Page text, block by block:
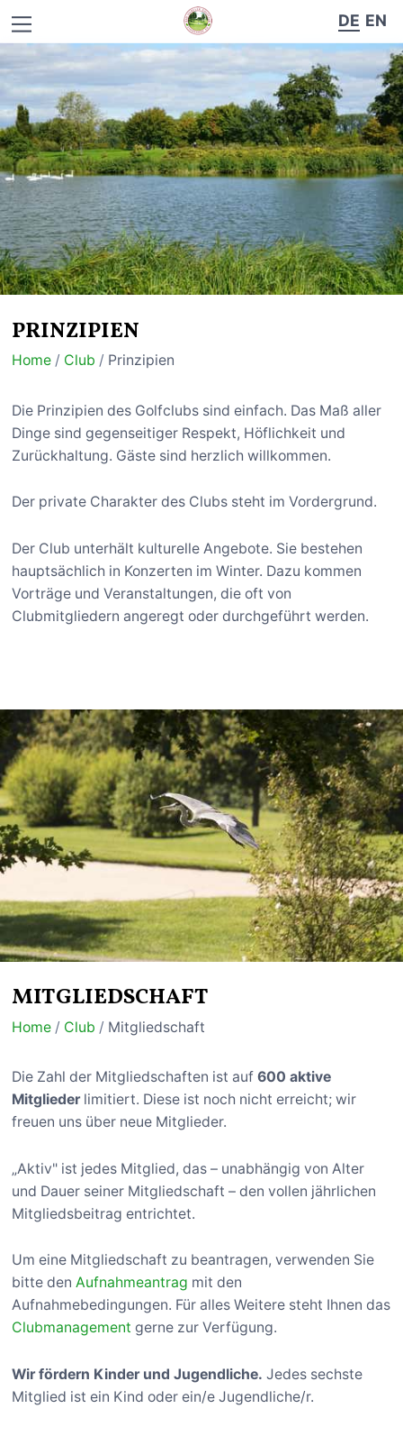
DE EN
PRINZIPIEN
Home / Club / Prinzipien
Die Prinzipien des Golfclubs sind einfach. Das Maß aller
Dinge sind gegenseitiger Respekt, Höflichkeit und
Zurückhaltung. Gäste sind herzlich willkommen.
Der private Charakter des Clubs steht im Vordergrund.
Der Club unterhält kulturelle Angebote. Sie bestehen
hauptsächlich in Konzerten im Winter. Dazu kommen
Vorträge und Veranstaltungen, die oft von
Clubmitgliedern angeregt oder durchgeführt werden.
MITGLIEDSCHAFT
Home / Club / Mitgliedschaft
Die Zahl der Mitgliedschaften ist auf 600 aktive
Mitgliederlimitiert. Diese ist noch nicht erreicht; wir
freuen uns über neue Mitglieder.
„Aktiv" ist jedes Mitglied, das – unabhängig von Alter
und Dauer seiner Mitgliedschaft – den vollen jährlichen
Mitgliedsbeitrag entrichtet.
Um eine Mitgliedschaft zu beantragen, verwenden Sie
bitte denAufnahmeantrag mit den
Aufnahmebedingungen. Für alles Weitere steht Ihnen das
Clubmanagement gerne zur Verfügung.
Wir fördern Kinder und Jugendliche. Jedes sechste
Mitglied ist ein Kind oder ein/e Jugendliche/r.